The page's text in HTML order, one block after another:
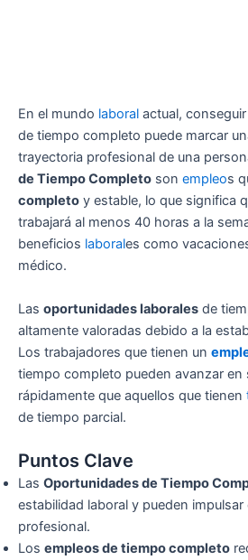
En el mundo laboral actual,
de tiempo completo puede marcar
trayectoria profesional de una
de Tiempo Completo son empleos
completo y estable, lo que significa
trabajará al menos 40 horas a la
beneficios laborales como
médico.
Las oportunidades laborales de
altamente valoradas debido a la
Los trabajadores que tienen un
tiempo completo pueden avanzar en
rápidamente que aquellos que tienen
de tiempo parcial.
Puntos Clave
Las Oportunidades de Tiempo
estabilidad laboral y pueden impulsar
profesional.
Los empleos de tiempo completo